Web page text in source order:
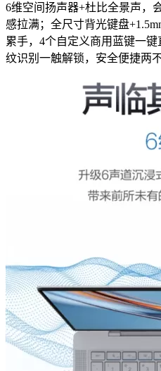
6维空间扬声器+杜比全景声，
感拉满；全尺寸背光键盘
累手，4个自定义商用蓝键一
纹识别一触解锁，安全便捷两不